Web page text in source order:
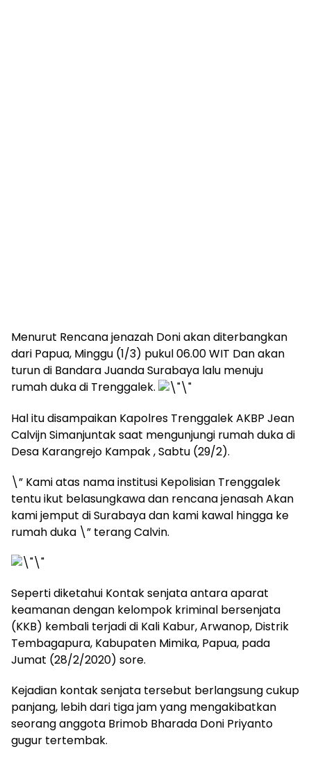
Menurut Rencana jenazah Doni akan diterbangkan
dari Papua, Minggu (1/3) pukul 06.00 WIT Dan akan
turun di Bandara Juanda Surabaya lalu menuju
rumah duka di Trenggalek.
Hal itu disampaikan Kapolres Trenggalek AKBP Jean
Calvijn Simanjuntak saat mengunjungi rumah duka di
Desa Karangrejo Kampak , Sabtu (29/2).
\” Kami atas nama institusi Kepolisian Trenggalek
tentu ikut belasungkawa dan rencana jenasah Akan
kami jemput di Surabaya dan kami kawal hingga ke
rumah duka \” terang Calvin.
Seperti diketahui Kontak senjata antara aparat
keamanan dengan kelompok kriminal bersenjata
(KKB) kembali terjadi di Kali Kabur, Arwanop, Distrik
Tembagapura, Kabupaten Mimika, Papua, pada
Jumat (28/2/2020) sore.
Kejadian kontak senjata tersebut berlangsung cukup
panjang, lebih dari tiga jam yang mengakibatkan
seorang anggota Brimob Bharada Doni Priyanto
gugur tertembak.